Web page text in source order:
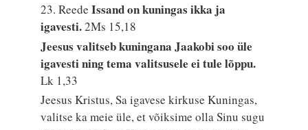
23. ReedeIssand on kuningas ikka ja
igavesti.2Ms 15,18
Jeesus valitseb kuningana Jaakobi soo üle
igavesti ning tema valitsusele ei tule lõppu.
Lk 1,33
Jeesus Kristus, Sa igavese kirkuse Kuningas,
valitse ka meie üle, et võiksime olla Sinu sugu